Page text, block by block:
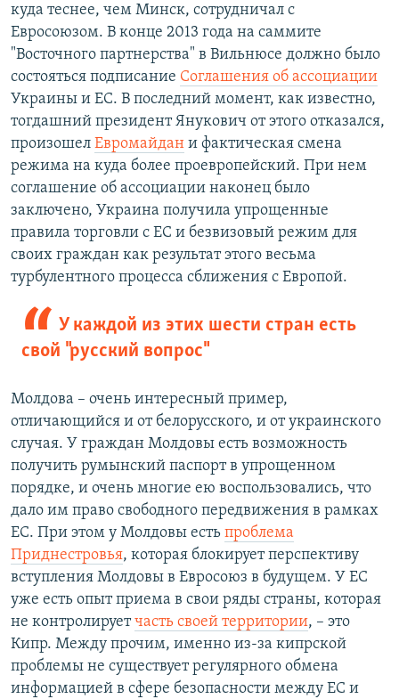
куда теснее, чем Минск, сотрудничал с
Евросоюзом. В конце 2013 года на саммите
"Восточного партнерства" в Вильнюсе должно было
состояться подписание Соглашения об ассоциации
Украины и ЕС. В последний момент, как известно,
тогдашний президент Янукович от этого отказался,
произошел Евромайдан и фактическая смена
режима на куда более проевропейский. При нем
соглашение об ассоциации наконец было
заключено, Украина получила упрощенные
правила торговли с ЕС и безвизовый режим для
своих граждан как результат этого весьма
турбулентного процесса сближения с Европой.
У каждой из этих шести стран есть
свой "русский вопрос"
Молдова – очень интересный пример,
отличающийся и от белорусского, и от украинского
случая. У граждан Молдовы есть возможность
получить румынский паспорт в упрощенном
порядке, и очень многие ею воспользовались, что
дало им право свободного передвижения в рамках
ЕС. При этом у Молдовы есть проблема
Приднестровья, которая блокирует перспективу
вступления Молдовы в Евросоюз в будущем. У ЕС
уже есть опыт приема в свои ряды страны, которая
не контролируетчасть своей территории, – это
Кипр. Между прочим, именно из-за кипрской
проблемы не существует регулярного обмена
информацией в сфере безопасности между ЕС и